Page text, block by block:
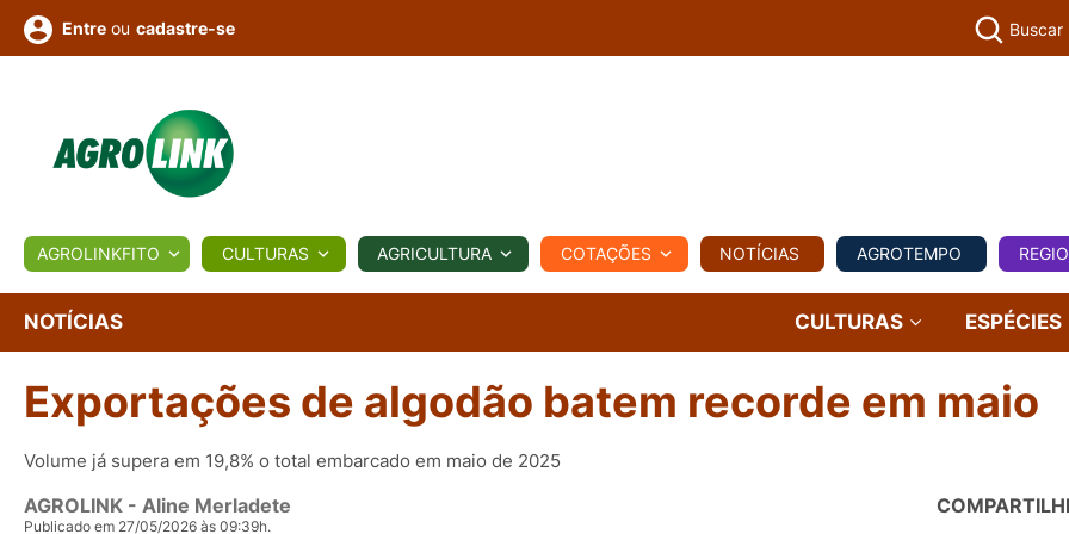
BIOLÓGICOS COTAÇÕES NOTÍCIAS AGROTEMPO REGIONAL COMERCIAL AGROVIAGENS
Conversor Colunistas Eventos
Fotos
e
Vídeos
Entre ou cadastre-se Buscar
AGROLINKFITO CULTURAS AGRICULTURA COTAÇÕES NOTÍCIAS AGROTEMPO
NOTÍCIAS CULTURAS ESPÉCIES
Exportações de algodão batem recorde em maio
Volume já supera em 19,8% o total embarcado em maio de 2025
AGROLINK - Aline Merladete
Publicado em 27/05/2026 às 09:39h.